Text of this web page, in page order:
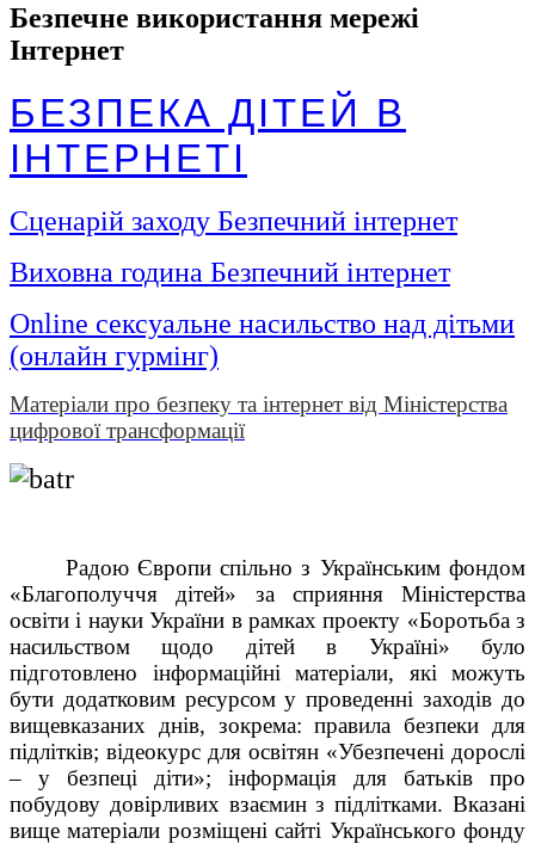
Безпечне використання мережі
Інтернет
БЕЗПЕКА ДІТЕЙ В
ІНТЕРНЕТІ
Сценарій заходу Безпечний інтернет
Виховна година Безпечний інтернет
Online сексуальне насильство над дітьми
(онлайн гурмінг)
Матеріали про безпеку та інтернет від Міністерства
цифрової трансформації
Радою Європи спільно з Українським фондом
«Благополуччя дітей» за сприяння Міністерства
освіти і науки України в рамках проекту «Боротьба з
насильством щодо дітей в Україні» було
підготовлено інформаційні матеріали, які можуть
бути додатковим ресурсом у проведенні заходів до
вищевказаних днів, зокрема: правила безпеки для
підлітків; відеокурс для освітян «Убезпечені дорослі
– у безпеці діти»; інформація для батьків про
побудову довірливих взаємин з підлітками. Вказані
вище матеріали розміщені сайті Українського фонду